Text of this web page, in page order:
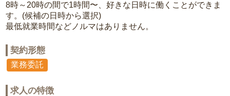
8時～20時の間で1時間〜、好きな日時に働くことができま
す。(候補の日時から選択)
最低就業時間などノルマはありません。
契約形態
業務委託
求人の特徴